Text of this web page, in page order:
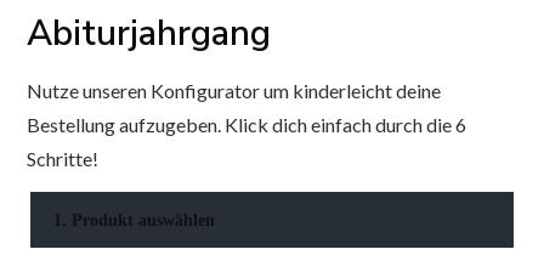
Abiturjahrgang
Nutze unseren Konfigurator um kinderleicht deine
Bestellung aufzugeben. Klick dich einfach durch die 6
Schritte!
1. Produkt auswählen